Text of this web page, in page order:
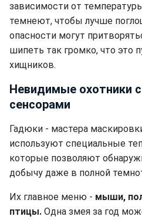
зависимости от
темнеют, чтобы лучше
опасности могут
шипеть так громко, что это
хищников.
Невидимые охотники
сенсорами
Гадюки - мастера
используют специальные
которые позволяют
добычу даже в полной
Их главное меню - мыши,
птицы. Одна змея за год